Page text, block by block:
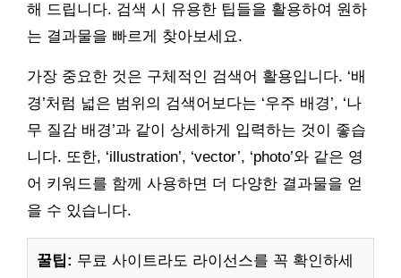
해 드립니다. 검색 시 유용한 팁들을 활용하여 원하
는 결과물을 빠르게 찾아보세요.
가장 중요한 것은 구체적인 검색어 활용입니다. ‘배
경’처럼 넓은 범위의 검색어보다는 ‘우주 배경’, ‘나
무 질감 배경’과 같이 상세하게 입력하는 것이 좋습
니다. 또한, ‘illustration’, ‘vector’, ‘photo’와 같은 영
어 키워드를 함께 사용하면 더 다양한 결과물을 얻
을 수 있습니다.
꿀팁: 무료 사이트라도 라이선스를 꼭 확인하세